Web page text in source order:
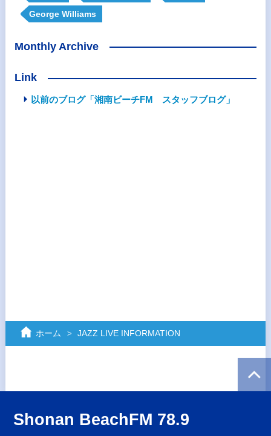
George Williams
Monthly Archive
Link
以前のブログ「湘南ビーチFM スタッフブログ」
ホーム JAZZ LIVE INFORMATION
Shonan BeachFM 78.9